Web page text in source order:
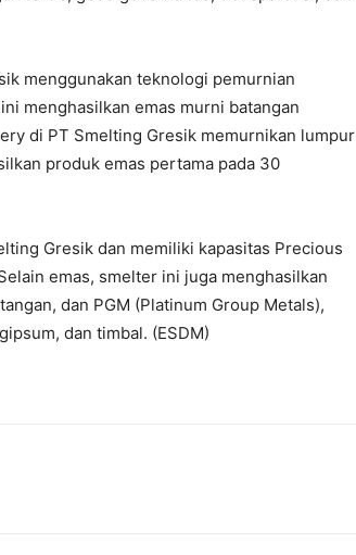
menggunakan teknologi pemurnian
menghasilkan emas murni batangan
di PT Smelting Gresik memurnikan lumpur
produk emas pertama pada 30
Gresik dan memiliki kapasitas Precious
emas, smelter ini juga menghasilkan
dan PGM (Platinum Group Metals),
dan timbal. (ESDM)